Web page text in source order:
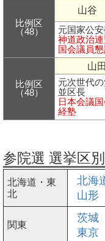
比例区
（48）
山谷
元国家公
神道政治
国会議員
比例区
（48）
山
元次世代
並区長
日本会議
経塾
参院選 選挙区
北海道・東
北
北海
山形
関東
茨城
東京